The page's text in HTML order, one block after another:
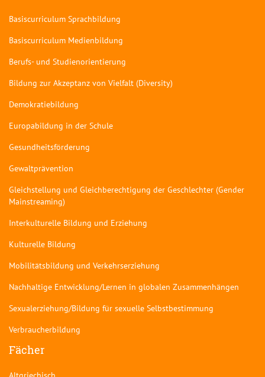
Basiscurriculum Sprachbildung
Basiscurriculum Medienbildung
Berufs- und Studienorientierung
Bildung zur Akzeptanz von Vielfalt (Diversity)
Demokratiebildung
Europabildung in der Schule
Gesundheitsförderung
Gewaltprävention
Gleichstellung und Gleichberechtigung der Geschlechter (Gender
Mainstreaming)
Interkulturelle Bildung und Erziehung
Kulturelle Bildung
Mobilitätsbildung und Verkehrserziehung
Nachhaltige Entwicklung/Lernen in globalen Zusammenhängen
Sexualerziehung/Bildung für sexuelle Selbstbestimmung
Verbraucherbildung
Fächer
Altgriechisch